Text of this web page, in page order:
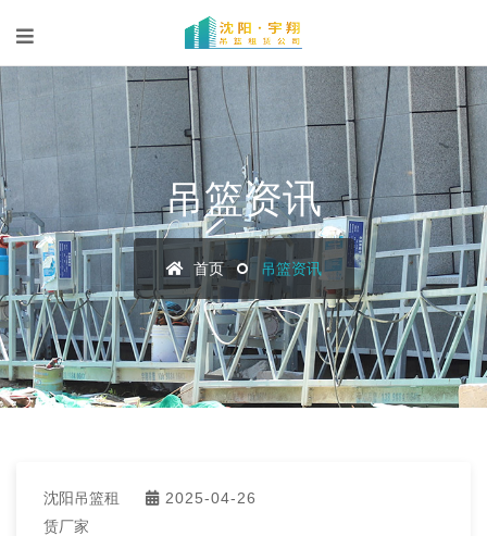
吊篮资讯
首页 吊篮资讯
沈阳吊篮租
赁厂家
2025-04-26